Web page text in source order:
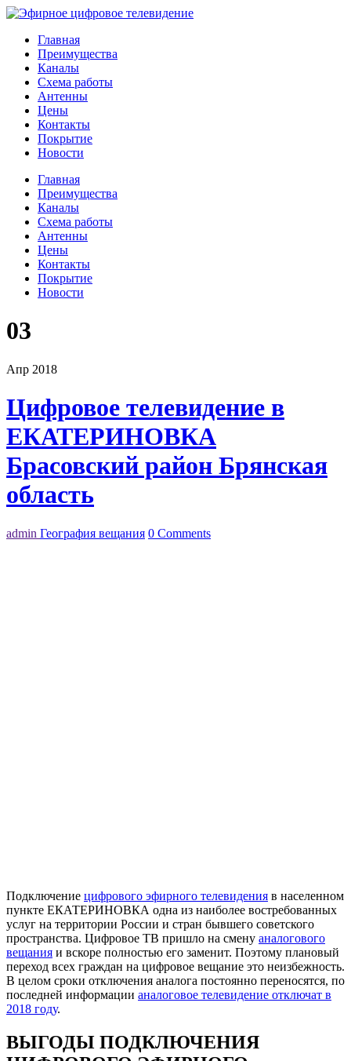
Главная
Преимущества
Каналы
Схема работы
Антенны
Цены
Контакты
Покрытие
Новости
Главная
Преимущества
Каналы
Схема работы
Антенны
Цены
Контакты
Покрытие
Новости
03
Апр 2018
Цифровое телевидение в
ЕКАТЕРИНОВКА
Брасовский район Брянская
область
admin География вещания 0 Comments
Подключение цифрового эфирного телевидения в населенном
пункте ЕКАТЕРИНОВКА одна из наиболее востребованных
услуг на территории России и стран бывшего советского
пространства. Цифровое ТВ пришло на смену аналогового
вещания и вскоре полностью его заменит. Поэтому плановый
переход всех граждан на цифровое вещание это неизбежность.
В целом сроки отключения аналога постоянно переносятся, по
последней информации аналоговое телевидение отключат в
2018 году.
ВЫГОДЫ ПОДКЛЮЧЕНИЯ